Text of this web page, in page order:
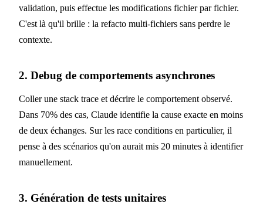
validation, puis effectue les modifications fichier par fichier.
C'est là qu'il brille : la refacto multi-fichiers sans perdre le
contexte.
2. Debug de comportements asynchrones
Coller une stack trace et décrire le comportement observé.
Dans 70% des cas, Claude identifie la cause exacte en moins
de deux échanges. Sur les race conditions en particulier, il
pense à des scénarios qu'on aurait mis 20 minutes à identifier
manuellement.
3. Génération de tests unitaires